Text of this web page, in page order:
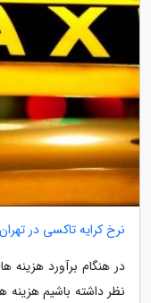
نرخ کرایه تاکسی در تهران و 71 شهر
در هنگام برآورد هزینه
نظر داشته باشیم